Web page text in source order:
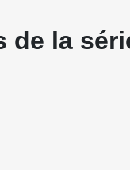
de la